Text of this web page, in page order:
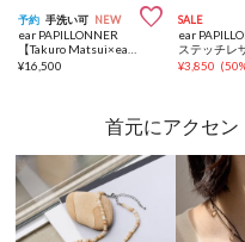
予約 手洗い可 NEW 
ear PAPILLONNER
¥16,500
SALE
ear
¥3,850 (
首元にアクセン